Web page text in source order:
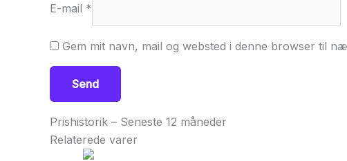
E-mail *
Gem mit navn, mail og websted i denne browser til
Prishistorik – Seneste 12 måneder
Relaterede varer